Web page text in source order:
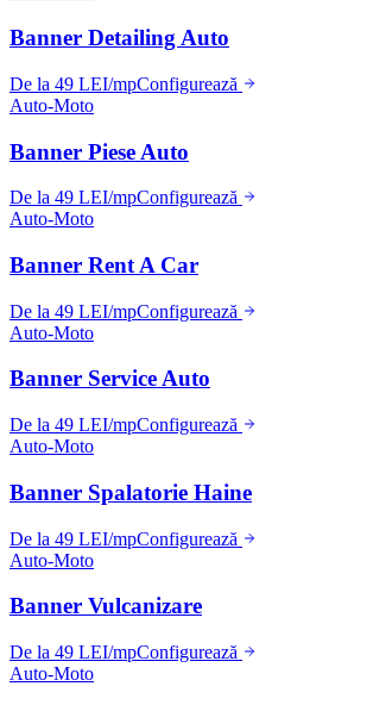
Banner Detailing Auto
De la 49 LEI/mpConfigurează
Auto-Moto
Banner Piese Auto
De la 49 LEI/mpConfigurează
Auto-Moto
Banner Rent A Car
De la 49 LEI/mpConfigurează
Auto-Moto
Banner Service Auto
De la 49 LEI/mpConfigurează
Auto-Moto
Banner Spalatorie Haine
De la 49 LEI/mpConfigurează
Auto-Moto
Banner Vulcanizare
De la 49 LEI/mpConfigurează
Auto-Moto